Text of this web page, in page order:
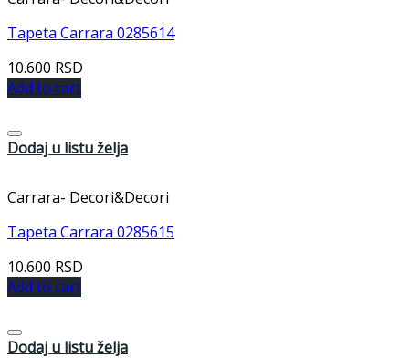
Tapeta Carrara 0285614
10.600 RSD
Add to cart
Dodaj u listu želja
Carrara- Decori&Decori
Tapeta Carrara 0285615
10.600 RSD
Add to cart
Dodaj u listu želja